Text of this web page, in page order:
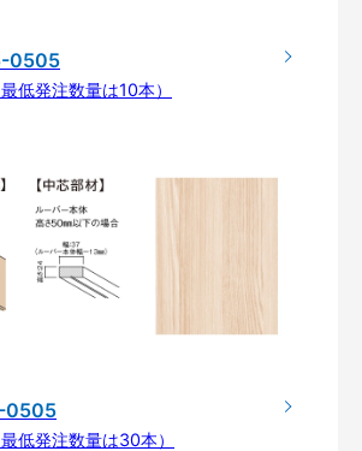
0505
低発注数量は10本）
0505
低発注数量は30本）